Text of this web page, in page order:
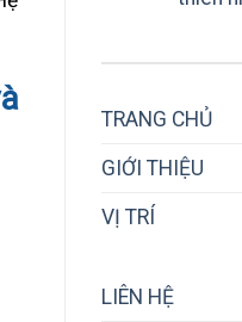
TRANG CHỦ
GIỚI THIỆU
VỊ TRÍ
LIÊN HỆ